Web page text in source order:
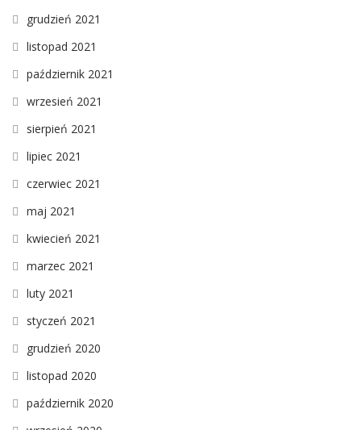
grudzień 2021
listopad 2021
październik 2021
wrzesień 2021
sierpień 2021
lipiec 2021
czerwiec 2021
maj 2021
kwiecień 2021
marzec 2021
luty 2021
styczeń 2021
grudzień 2020
listopad 2020
październik 2020